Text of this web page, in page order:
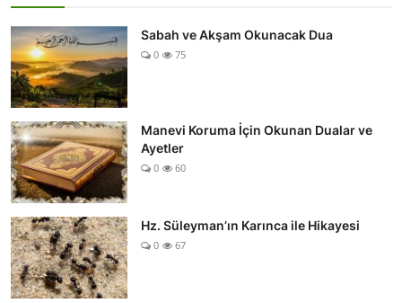
Sabah ve Akşam Okunacak Dua
0 75
Manevi Koruma İçin Okunan Dualar ve
Ayetler
0 60
Hz. Süleyman’ın Karınca ile Hikayesi
0 67